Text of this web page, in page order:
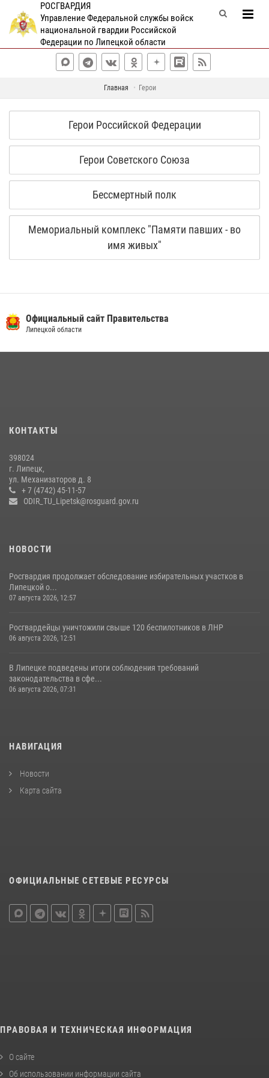
РОСГВАРДИЯ
Управление Федеральной службы войск
национальной гвардии Российской
Федерации по Липецкой области
Главная Герои
Герои Российской Федерации
Герои Советского Союза
Бессмертный полк
Мемориальный комплекс "Памяти павших - во
имя живых"
Официальный сайт Правительства
Липецкой области
КОНТАКТЫ
398024
г. Липецк,
ул. Механизаторов д. 8
+ 7 (4742) 45-11-57
ODIR_TU_Lipetsk@rosguard.gov.ru
НОВОСТИ
Росгвардия продолжает обследование избирательных участков в
Липецкой о...
07 августа 2026, 12:57
Росгвардейцы уничтожили свыше 120 беспилотников в ЛНР
06 августа 2026, 12:51
В Липецке подведены итоги соблюдения требований
законодательства в сфе...
06 августа 2026, 07:31
НАВИГАЦИЯ
Новости
Карта сайта
ОФИЦИАЛЬНЫЕ СЕТЕВЫЕ РЕСУРСЫ
ПРАВОВАЯ И ТЕХНИЧЕСКАЯ ИНФОРМАЦИЯ
О сайте
Об использовании информации сайта